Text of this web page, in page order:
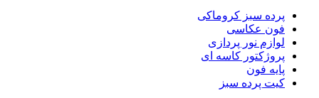
پرده سبز کروماکی
فون عکاسی
لوازم نور پردازی
پروژکتور کاسه ای
پایه فون
کیت پرده سبز